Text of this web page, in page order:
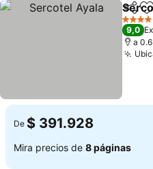
4
9,0
a
De $ 391.928
Mira precios de 8 páginas